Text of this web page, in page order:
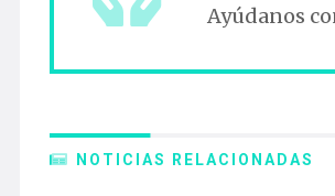
Ayúdanos
NOTICIAS RELACIONADAS